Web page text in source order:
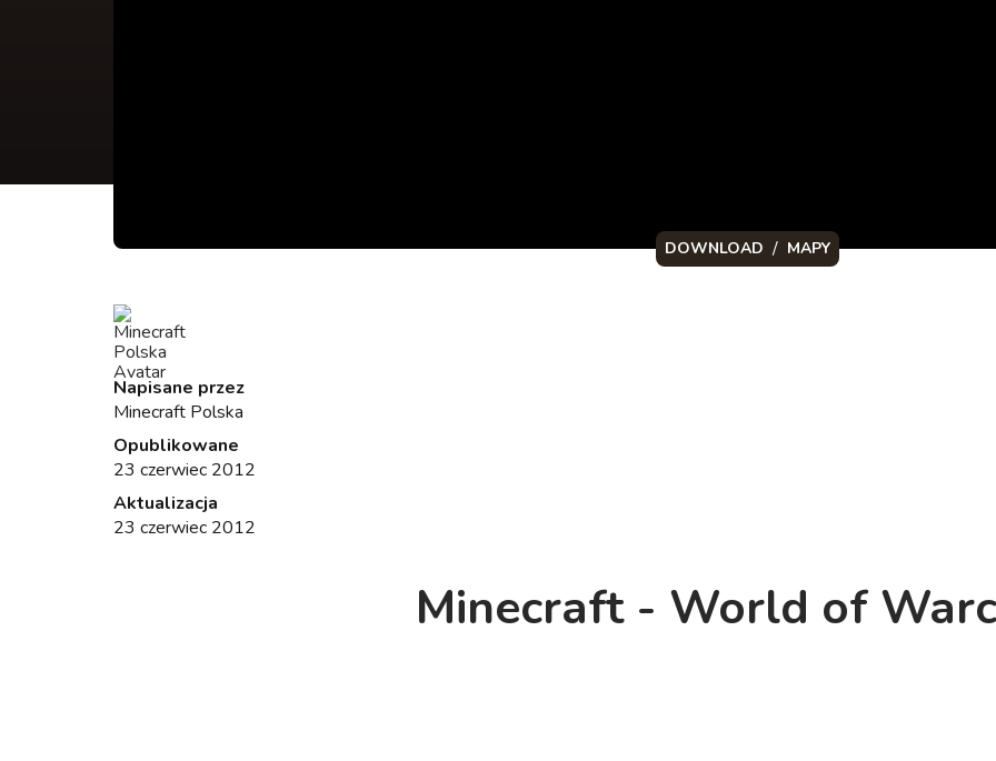
DOWNLOAD / MAPY
Napisane przez
Minecraft Polska
Opublikowane
23 czerwiec 2012
Aktualizacja
23 czerwiec 2012
Minecraft - World of